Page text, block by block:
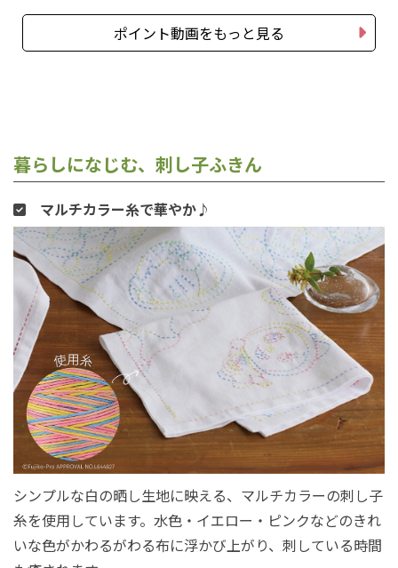
ポイント動画をもっと見る
暮らしになじむ、刺し子ふきん
マルチカラー糸で華やか♪
シンプルな白の晒し生地に映える、マルチカラーの刺し子
糸を使用しています。水色・イエロー・ピンクなどのきれ
いな色がかわるがわる布に浮かび上がり、刺している時間